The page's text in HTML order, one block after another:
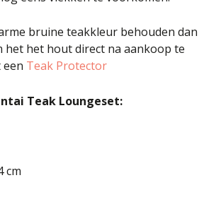
bruine teakkleur behouden dan
het het hout direct na aankoop te
een Teak Protector
Teak Loungeset:
cm